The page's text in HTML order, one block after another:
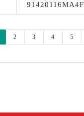
2 3 4 5